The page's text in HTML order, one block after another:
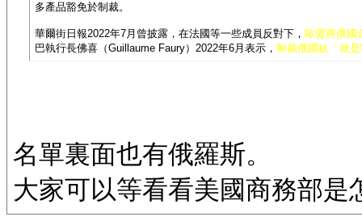
多產品豁免於制裁。
華爾街日報2022年7月曾披露，在法國等一些成員反對下， 歐盟將俄國
巴執行長佛喜（Guillaume Faury）2022年6月表示， 制裁俄國鈦「就
名單裏面也有俄羅斯。
大家可以等看看美國商務部